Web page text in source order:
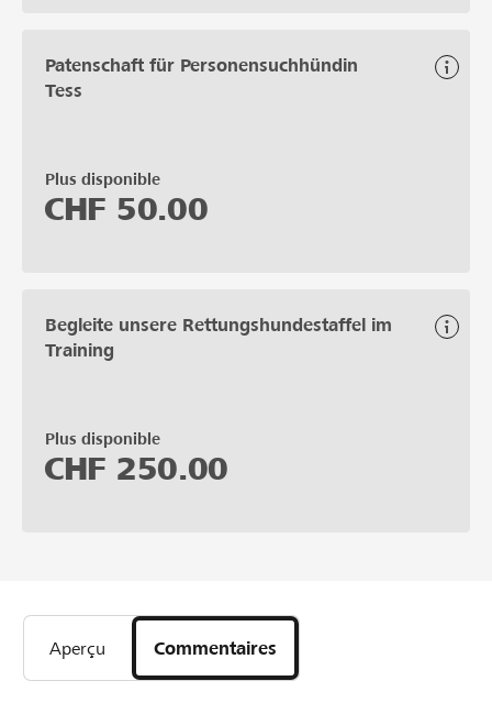
Patenschaft für Personensuchhündin
Tess
Plus disponible
CHF 50.00
Begleite unsere Rettungshundestaffel im
Training
Plus disponible
CHF 250.00
Aperçu Commentaires